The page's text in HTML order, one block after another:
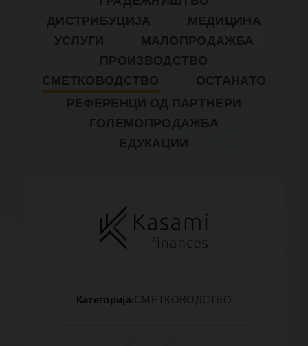
ДИСТРИБУЦИЈА
МЕДИЦИНА
УСЛУГИ
МАЛОПРОДАЖБА
ПРОИЗВОДСТВО
СМЕТКОВОДСТВО
ОСТАНАТО
РЕФЕРЕНЦИ ОД ПАРТНЕРИ
ГОЛЕМОПРОДАЖБА
ЕДУКАЦИИ
Категорија:СМЕТКОВОДСТВО